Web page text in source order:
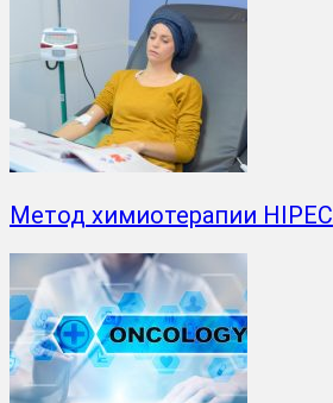
Метод химиотерапии HIPEC